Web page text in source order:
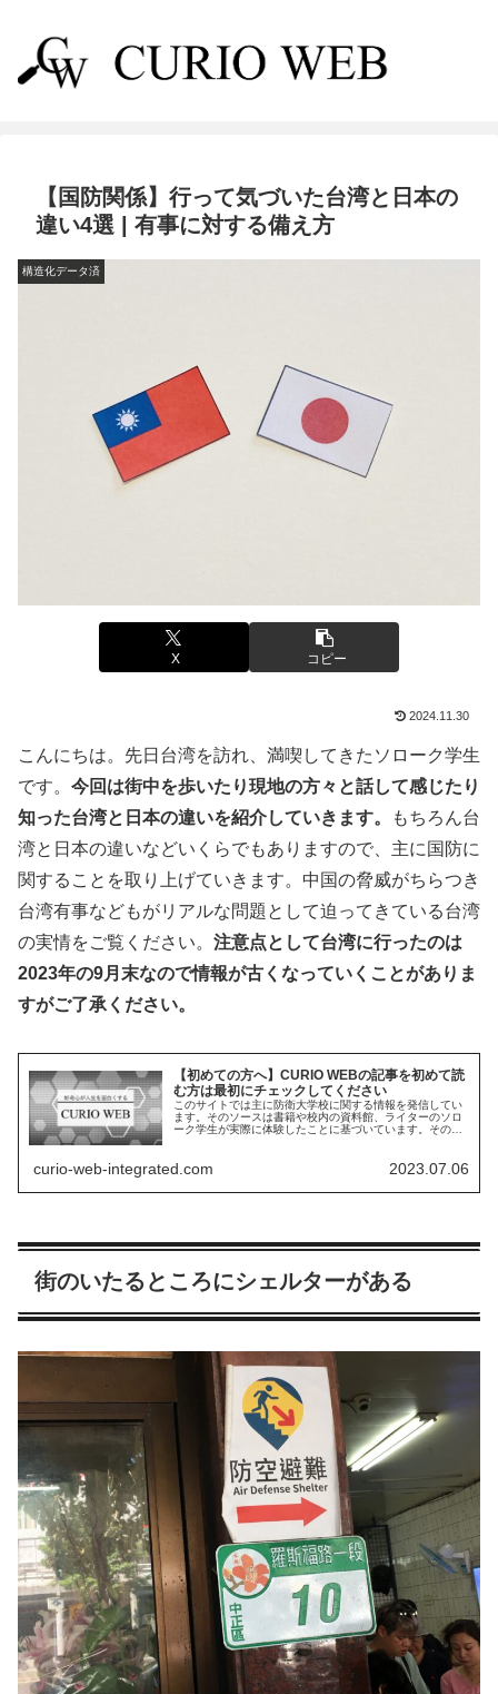
【国防関係】行って気づいた台湾と日本の
違い4選 | 有事に対する備え方
構造化データ済
X コピー
2024.11.30
こんにちは。先日台湾を訪れ、満喫してきたソローク学生
です。 今回は街中を歩いたり現地の方々と話して感じたり
知った台湾と日本の違いを紹介していきます。
もちろん台
湾と日本の違いなどいくらでもありますので、主に国防に
関することを取り上げていきます。中国の脅威がちらつき
台湾有事などもがリアルな問題として迫ってきている台湾
の実情をご覧ください。 注意点として台湾に行ったのは
2023年の9月末なので情報が古くなっていくことがありま
すがご了承ください。
【初めての方へ】CURIO WEBの記事を初めて読
む方は最初にチェックしてください
このサイトでは主に防衛大学校に関する情報を発信してい
ます。そのソースは書籍や校内の資料館、ライターのソロ
ーク学生が実際に体験したことに基づいています。その中
curio-web-integrated.com 2023.07.06
街のいたるところにシェルターがある